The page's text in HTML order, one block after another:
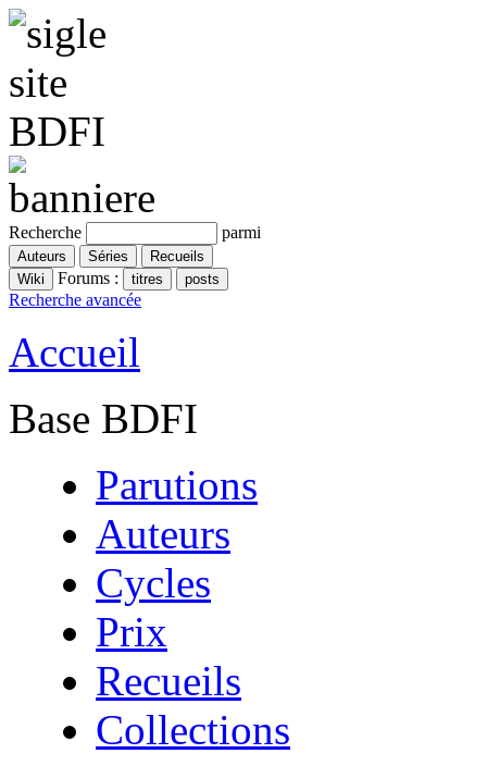
Recherche parmi
Forums :
Recherche avancée
Accueil
Base BDFI
Parutions
Auteurs
Cycles
Prix
Recueils
Collections